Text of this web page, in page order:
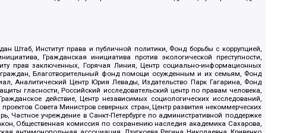
Штаб, Институт права и публичной политики, Фонд борьбы с коррупцией,
Гражданская инициатива против экологической преступности,
прав заключенных, Горячая Линия, Центр социально-информационных
Благотворительный фонд помощи осужденным и их семьям, Фонд
Аналитический Центр Юрия Левады, Издательство Парк Гагарина, Фонд
гласности, Российский исследовательский центр по правам человека,
действие, Центр независимых социологических исследований,
Совета Министров северных стран, Центр развития некоммерческих
Частное учреждение в Санкт-Петербурге по административной поддержке
Общественная комиссия по сохранению наследия академика Сахарова,